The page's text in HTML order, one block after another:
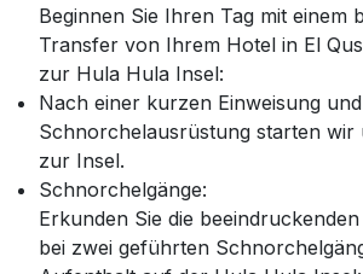
Beginnen Sie Ihren Tag mit einem
Transfer von Ihrem Hotel in El
zur Hula Hula Insel:
Nach einer kurzen Einweisung
Schnorchelausrüstung starten wir
zur Insel.
Schnorchelgänge:
Erkunden Sie die
bei zwei geführten